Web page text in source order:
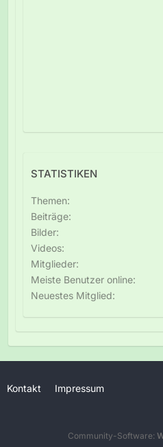
STATISTIKEN
Themen
Beiträge
Bilder
Videos
Mitglieder
Meiste Benutzer online
Neuestes Mitglied
Kontakt Impressum
Community-Software: